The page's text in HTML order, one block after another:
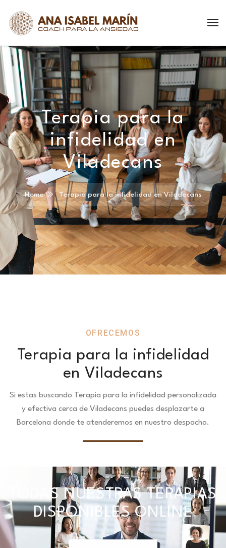
Terapia para la
infidelidad en
Viladecans
Home Terapia para la infidelidad en Viladecans
OFRECEMOS
Terapia para la infidelidad
en Viladecans
Si estas buscando Terapia para la infidelidad personalizada
y efectiva cerca de Viladecans puedes desplazarte a
Barcelona donde te atenderemos en nuestro despacho.
TODAS NUESTRAS TERAPIAS
DISPONIBLES ONLINE